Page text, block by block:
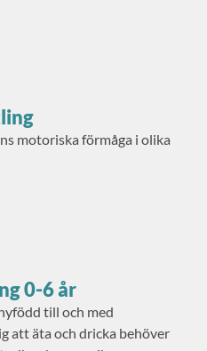
motoriska förmåga i olika
0-6 år
till och med
att äta och dricka behöver